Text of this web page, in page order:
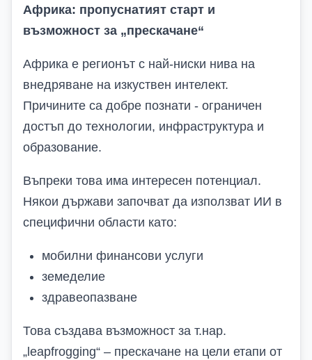
Африка: пропуснатият старт и
възможност за „прескачане“
Африка е регионът с най-ниски нива на
внедряване на изкуствен интелект.
Причините са добре познати - ограничен
достъп до технологии, инфраструктура и
образование.
Въпреки това има интересен потенциал.
Някои държави започват да използват ИИ в
специфични области като:
мобилни финансови услуги
земеделие
здравеопазване
Това създава възможност за т.нар.
„leapfrogging“ – прескачане на цели етапи от